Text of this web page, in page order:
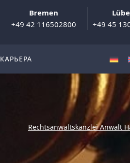
Bremen
+49 42 116502800
+49 45
КАРЬЕРА
Rechtsanwaltskanzlei Anwalt